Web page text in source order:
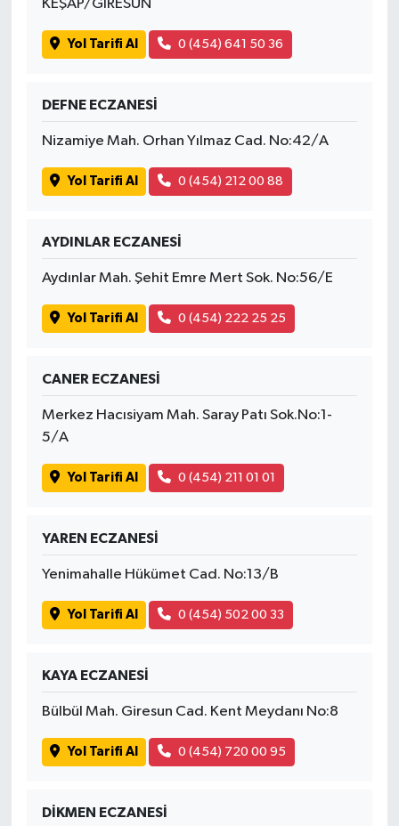
KEŞAP/GİRESUN
Yol Tarifi Al 0 (454) 641 50 36
DEFNE ECZANESİ
Nizamiye Mah. Orhan Yılmaz Cad. No:42/A
Yol Tarifi Al 0 (454) 212 00 88
AYDINLAR ECZANESİ
Aydınlar Mah. Şehit Emre Mert Sok. No:56/E
Yol Tarifi Al 0 (454) 222 25 25
CANER ECZANESİ
Merkez Hacısiyam Mah. Saray Patı Sok.No:1-
5/A
Yol Tarifi Al 0 (454) 211 01 01
YAREN ECZANESİ
Yenimahalle Hükümet Cad. No:13/B
Yol Tarifi Al 0 (454) 502 00 33
KAYA ECZANESİ
Bülbül Mah. Giresun Cad. Kent Meydanı No:8
Yol Tarifi Al 0 (454) 720 00 95
DİKMEN ECZANESİ